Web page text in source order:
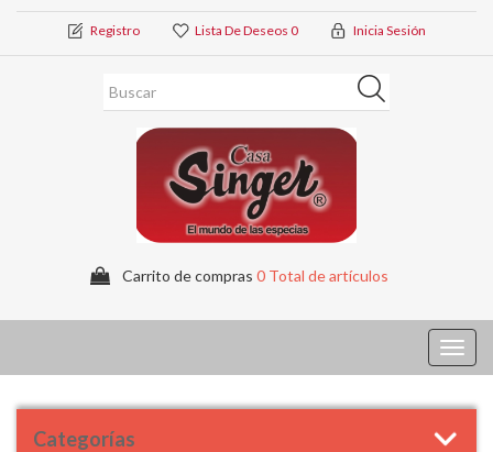
Registro Lista De Deseos 0 Inicia Sesión
Carrito de compras 0 Total de artículos
Categorías